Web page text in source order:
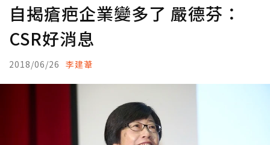
自揭瘡疤企業變多了 嚴德芬：
CSR好消息
2018/06/26 李建葦